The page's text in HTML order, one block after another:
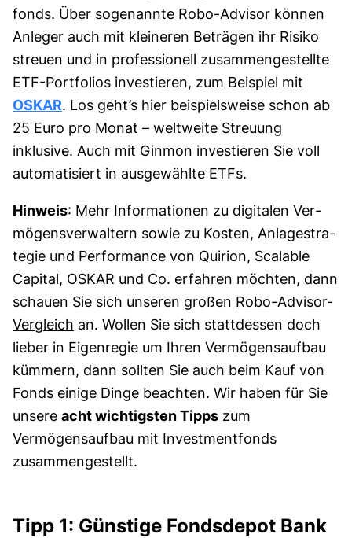
fonds. Über sogenannte Robo-Advisor können
Anleger auch mit kleineren Beträgen ihr Risiko
streuen und in professionell zusammen­gestellte
ETF-Portfolios investieren, zum Beispiel mit
OSKAR. Los geht’s hier beispiels­weise schon ab
25 Euro pro Monat – welt­weite Streu­ung
inklusive. Auch mit Ginmon investieren Sie voll
automatisiert in ausgewählte ETFs.
Hinweis: Mehr Informationen zu digitalen Ver­
mögens­ver­waltern sowie zu Kosten, An­la­ge­stra­
te­gie und Per­for­mance von Quirion, Scalable
Capital, OSKAR und Co. erfahren möchten, dann
schauen Sie sich unseren großen Robo-Advisor-
Vergleich an. Wollen Sie sich stattdessen doch
lieber in Eigenregie um Ihren Vermögensaufbau
kümmern, dann sollten Sie auch beim Kauf von
Fonds einige Dinge beachten. Wir haben für Sie
unsere acht wichtigsten Tipps zum
Vermögensaufbau mit Investmentfonds
zusammengestellt.
Tipp 1: Günstige Fondsdepot Bank